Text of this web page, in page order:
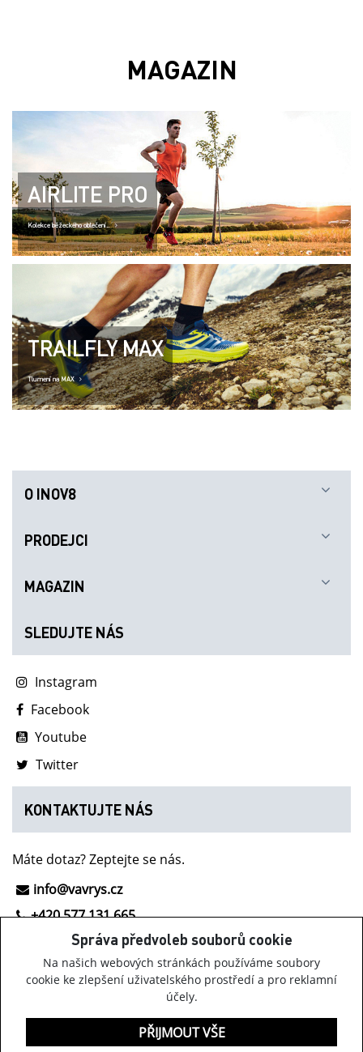
Správa předvoleb souborů cookie
Na našich webových stránkách používáme soubory
cookie ke zlepšení uživatelského prostředí a pro reklamní
účely.
PŘIJMOUT VŠE
MAGAZIN
AIRLITE PRO
Kolekce běžeckého oblečení..
TRAILFLY MAX
Tlumení na MAX
O INOV8
PRODEJCI
MAGAZIN
SLEDUJTE NÁS
Instagram
Facebook
Youtube
Twitter
KONTAKTUJTE NÁS
Máte dotaz? Zeptejte se nás.
info@vavrys.cz
+420 577 131 665
NOVINKY Z INOV-8
Získávejte informace o obuvi Inov-8, našich akcích a
zajímavých novinkách.